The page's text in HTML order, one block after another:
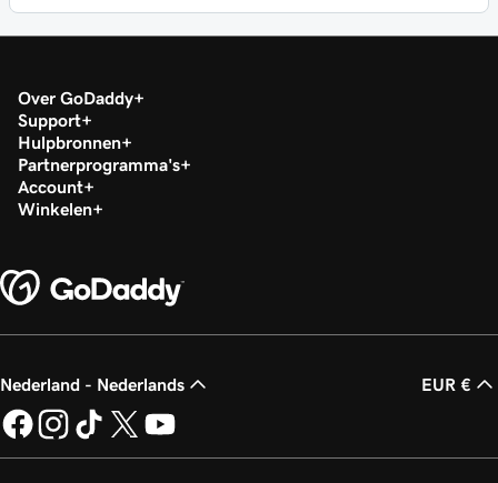
Over GoDaddy
Support
Hulpbronnen
Partnerprogramma's
Account
Winkelen
Nederland - Nederlands EUR €